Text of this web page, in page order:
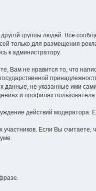
группы людей. Все
только для размещения
к администратору.
Вам не нравится то, что
данные, не указанные ими
и профилях пользователя.
действий
Если Вы